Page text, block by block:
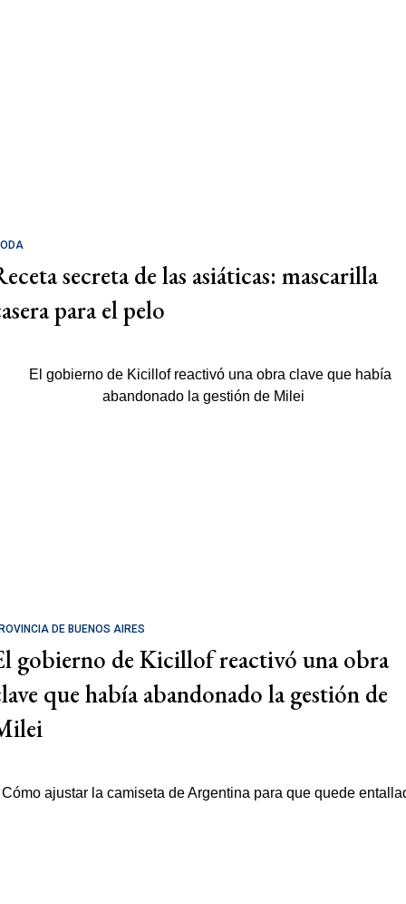
secreta de las asiáticas: mascarilla
para el pelo
DE BUENOS AIRES
gobierno de Kicillof reactivó una obra
que había abandonado la gestión de